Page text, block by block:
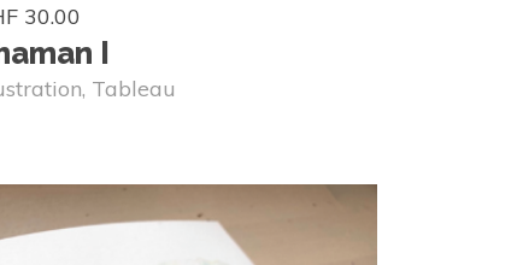
30.00
I
, Tableau